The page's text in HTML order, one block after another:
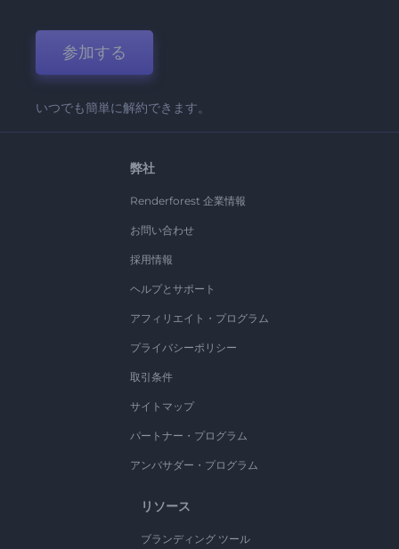
参加する
いつでも簡単に解約できます。
弊社
Renderforest 企業情報
お問い合わせ
採用情報
ヘルプとサポート
アフィリエイト・プログラム
プライバシーポリシー
取引条件
サイトマップ
パートナー・プログラム
アンバサダー・プログラム
リソース
ブランディング ツール